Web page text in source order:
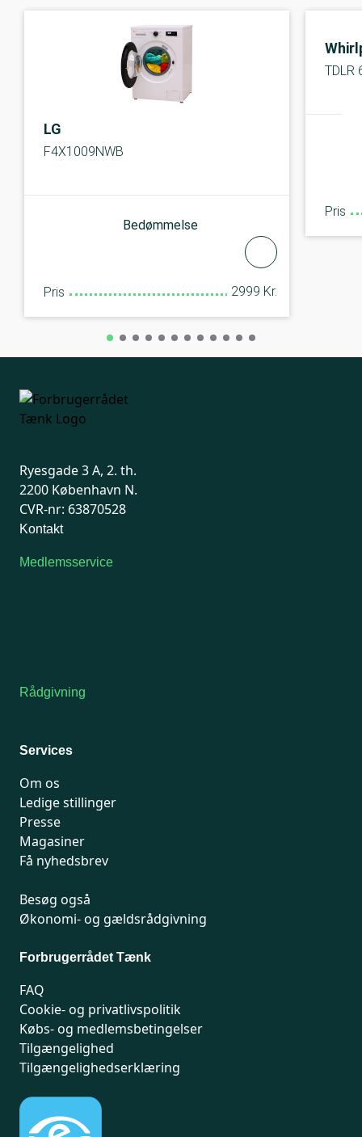
LG
F4X1009NWB
Bedømmelse
Pris 2999 Kr.
TDLR
Pris
Ryesgade 3 A, 2. th.
2200 København N.
CVR-nr: 63870528
Kontakt
Medlemsservice
Rådgivning
Services
Om os
Ledige stillinger
Presse
Magasiner
Få nyhedsbrev
Besøg også
Økonomi- og gældsrådgivning
Forbrugerrådet Tænk
FAQ
Cookie- og privatlivspolitik
Købs- og medlemsbetingelser
Tilgængelighed
Tilgængelighedserklæring